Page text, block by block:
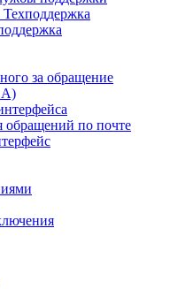
Техподдержка
за обращение
обращений по почте